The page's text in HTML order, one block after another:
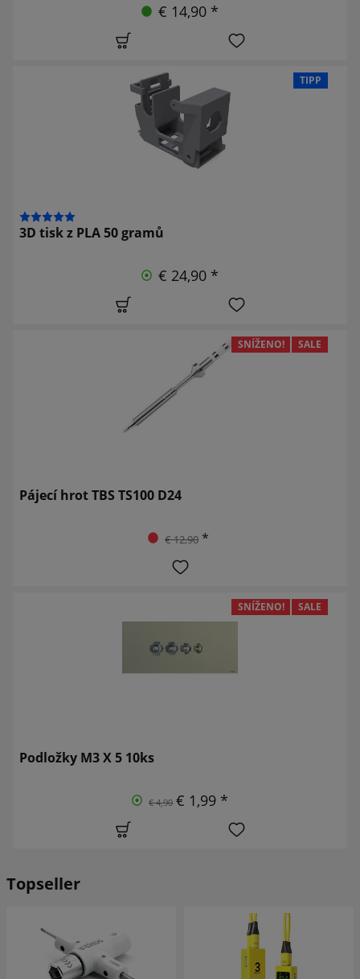
€ 14,90 *
TIPP
3D tisk z PLA 50 gramů
€ 24,90 *
SNÍŽENO! SALE
Pájecí hrot TBS TS100 D24
€ 12,90 *
SNÍŽENO! SALE
Podložky M3 X 5 10ks
€ 4,90 € 1,99 *
Topseller